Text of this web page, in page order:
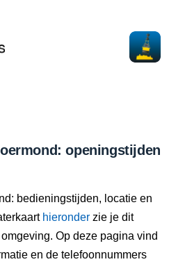
openingstijden
bedieningstijden, locatie en
hieronder zie je dit
Op deze pagina vind
en de telefoonnummers